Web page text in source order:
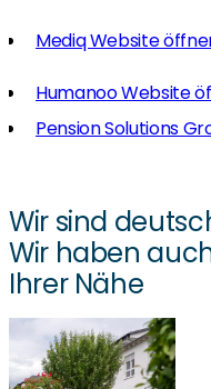
Mediq Website
Humanoo Website
Pension Solutions
Wir sind
Wir haben
Ihrer Nähe